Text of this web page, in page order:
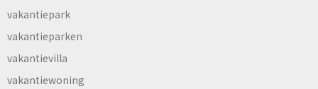
vakantiepark
vakantieparken
vakantievilla
vakantiewoning